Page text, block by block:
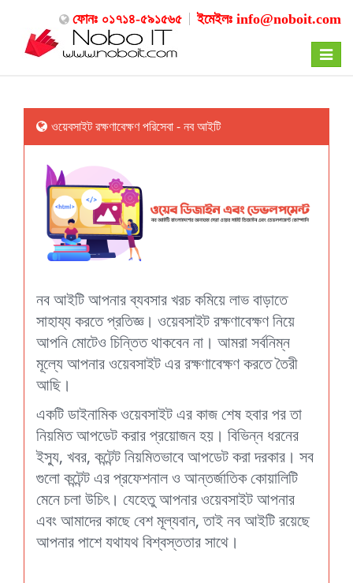
ফোনঃ ০১৭১৪-৫৯১৫৬৫ ইমেইলঃ info@noboit.com
Toggle
ওয়েবসাইট রক্ষণাবেক্ষণ পরিসেবা - নব আইটি
নব আইটি আপনার ব্যবসার খরচ কমিয়ে লাভ বাড়াতে
সাহায্য করতে প্রতিজ্ঞ। ওয়েবসাইট রক্ষণাবেক্ষণ নিয়ে
আপনি মোটেও চিন্তিত থাকবেন না। আমরা সর্বনিম্ন
মূল্যে আপনার ওয়েবসাইট এর রক্ষণাবেক্ষণ করতে তৈরী
আছি।
একটি ডাইনামিক ওয়েবসাইট এর কাজ শেষ হবার পর তা
নিয়মিত আপডেট করার প্রয়োজন হয়। বিভিন্ন ধরনের
ইস্যু, খবর, কন্টেন্ট নিয়মিতভাবে আপডেট করা দরকার। সব
গুলো কন্টেন্ট এর প্রফেশনাল ও আন্তর্জাতিক কোয়ালিটি
মেনে চলা উচিৎ। যেহেতু আপনার ওয়েবসাইট আপনার
এবং আমাদের কাছে বেশ মূল্যবান, তাই নব আইটি রয়েছে
আপনার পাশে যথাযথ বিশ্বস্ততার সাথে।